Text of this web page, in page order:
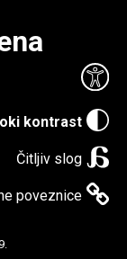
kontrast
Čitljiv slog
poveznice